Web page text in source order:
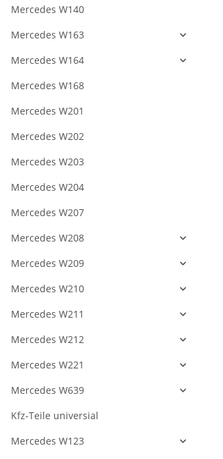
Mercedes W140
Mercedes W163
Mercedes W164
Mercedes W168
Mercedes W201
Mercedes W202
Mercedes W203
Mercedes W204
Mercedes W207
Mercedes W208
Mercedes W209
Mercedes W210
Mercedes W211
Mercedes W212
Mercedes W221
Mercedes W639
Kfz-Teile universial
Mercedes W123